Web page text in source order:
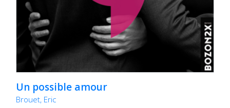
Un possible amour
Brouet, Eric